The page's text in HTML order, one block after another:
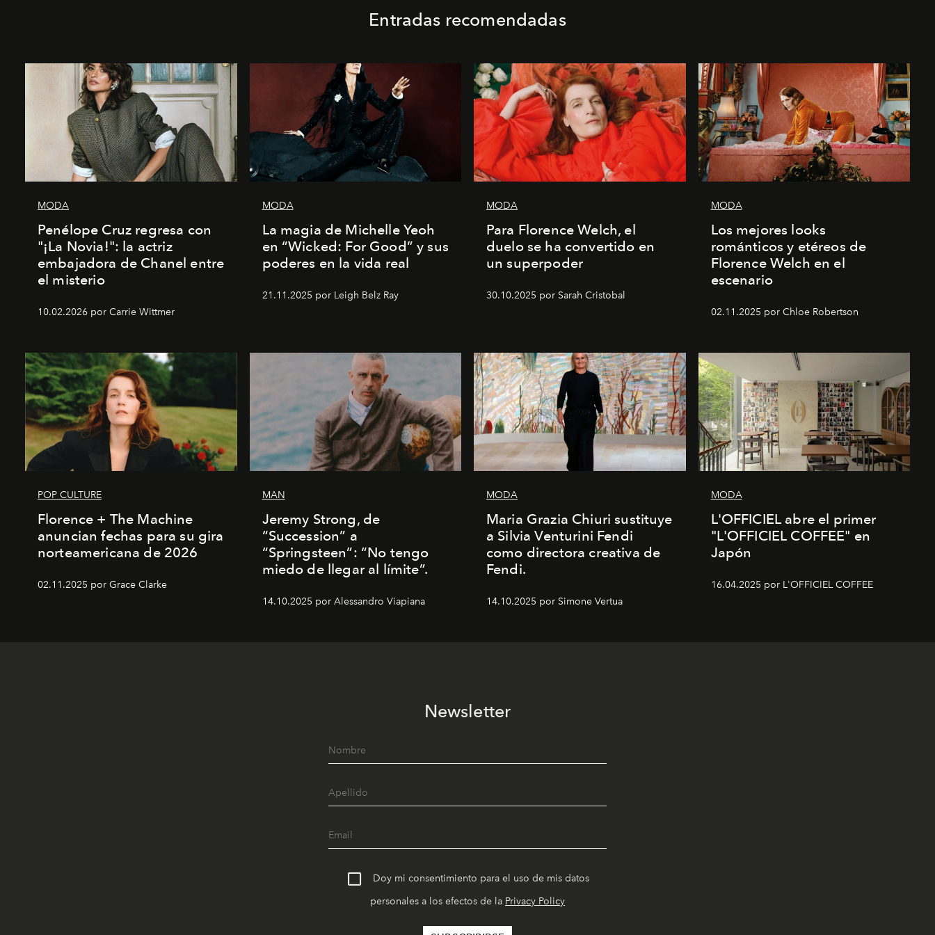
Entradas recomendadas
MODA
Penélope Cruz regresa con
"¡La Novia!": la actriz
embajadora de Chanel entre
el misterio
10.02.2026 por Carrie Wittmer
MODA
La magia de Michelle Yeoh
en “Wicked: For Good” y sus
poderes en la vida real
21.11.2025 por Leigh Belz Ray
MODA
Para Florence Welch, el
duelo se ha convertido en
un superpoder
30.10.2025 por Sarah Cristobal
MODA
Los mejores looks
románticos y etéreos de
Florence Welch en el
escenario
02.11.2025 por Chloe Robertson
POP CULTURE
Florence + The Machine
anuncian fechas para su gira
norteamericana de 2026
02.11.2025 por Grace Clarke
MAN
Jeremy Strong, de
“Succession” a
“Springsteen”: “No tengo
miedo de llegar al límite”.
14.10.2025 por Alessandro Viapiana
MODA
Maria Grazia Chiuri sustituye
a Silvia Venturini Fendi
como directora creativa de
Fendi.
14.10.2025 por Simone Vertua
MODA
L'OFFICIEL abre el primer
"L'OFFICIEL COFFEE" en
Japón
16.04.2025 por L'OFFICIEL COFFEE
Newsletter
Doy mi consentimiento para el uso de mis datos
personales a los efectos de la Privacy Policy